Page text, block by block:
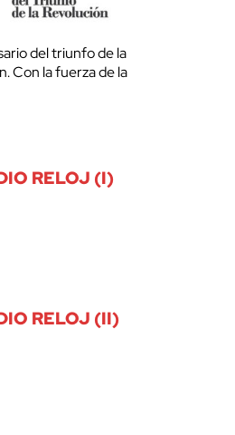
del triunfo de la
Con la fuerza de la
RELOJ (I)
RELOJ (II)